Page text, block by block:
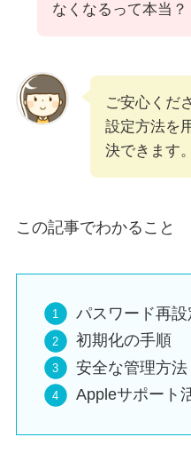
なくなるって本当？
ご安心くだ
設定方法を
決できます。
この記事でわかること
パスワード再
初期化の手順
安全な管理方法
Appleサポート